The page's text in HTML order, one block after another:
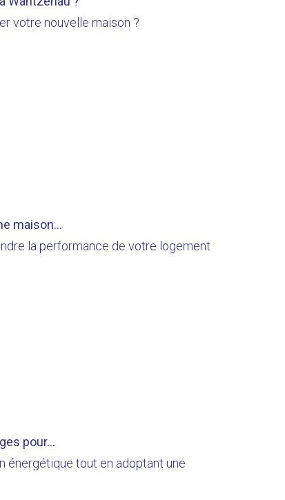
votre nouvelle maison ?
maison...
la performance de votre logement
pour...
énergétique tout en adoptant une